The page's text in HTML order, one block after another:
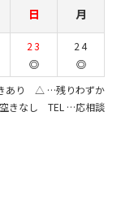
日 月
23
◎
24
◎
あり △ …残りわずか
きなし TEL …応相談